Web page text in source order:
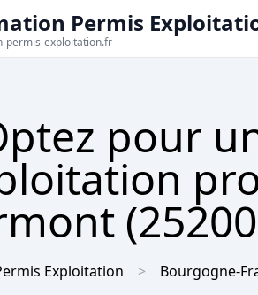
Permis
permis-exploitation.fr
pour
Exploitation Bourgogne-